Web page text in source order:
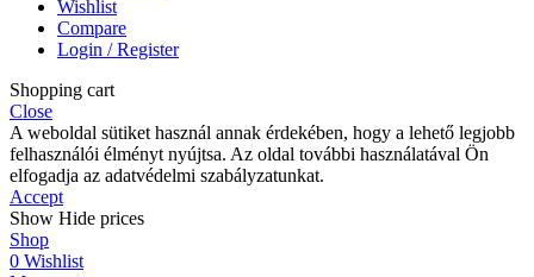
Wishlist
Compare
Login / Register
Shopping cart
Close
A weboldal sütiket használ annak érdekében, hogy a lehető legjobb
felhasználói élményt nyújtsa. Az oldal további használatával Ön
elfogadja az adatvédelmi szabályzatunkat.
Accept
Show Hide prices
Shop
0 Wishlist